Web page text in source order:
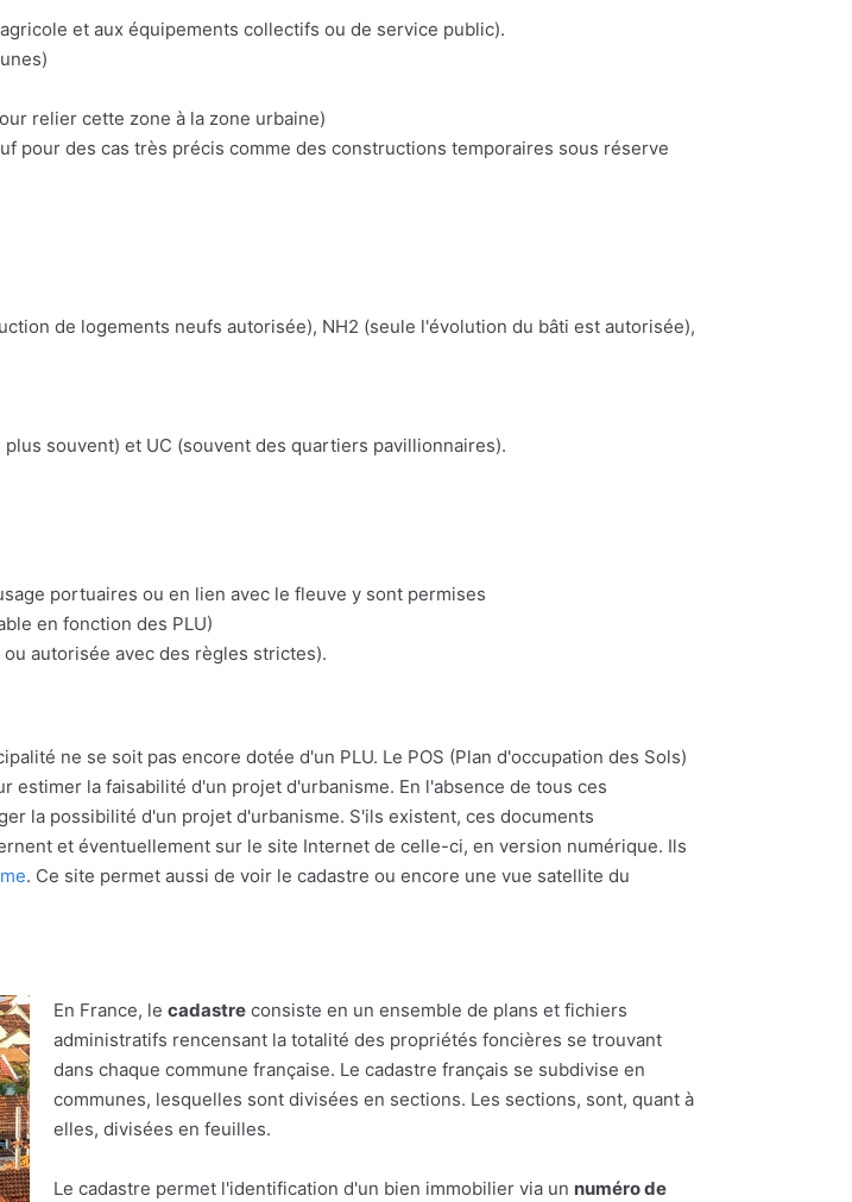
et aux équipements collectifs ou de service public).
relier cette zone à la zone urbaine)
pour des cas très précis comme des constructions temporaires sous réserve
de logements neufs autorisée), NH2 (seule l'évolution du bâti est autorisée),
souvent) et UC (souvent des quartiers pavillionnaires).
portuaires ou en lien avec le fleuve y sont permises
en fonction des PLU)
autorisée avec des règles strictes).
ne se soit pas encore dotée d'un PLU. Le POS (Plan d'occupation des Sols)
la faisabilité d'un projet d'urbanisme. En l'absence de tous ces
la possibilité d'un projet d'urbanisme. S'ils existent, ces documents
et éventuellement sur le site Internet de celle-ci, en version numérique. Ils
. Ce site permet aussi de voir le cadastre ou encore une vue satellite du
En France, le cadastre consiste en un ensemble de plans et fichiers
administratifs rencensant la totalité des propriétés foncières se trouvant
dans chaque commune française. Le cadastre français se subdivise en
communes, lesquelles sont divisées en sections. Les sections, sont, quant à
elles, divisées en feuilles.
Le cadastre permet l'identification d'un bien immobilier via un numéro de